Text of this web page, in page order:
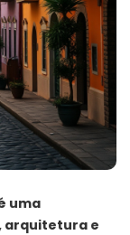
uma
arquitetura e